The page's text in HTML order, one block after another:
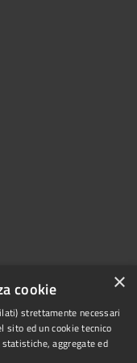
×
cookie
strettamente necessari
sito ed un cookie tecnico
aggregate ed